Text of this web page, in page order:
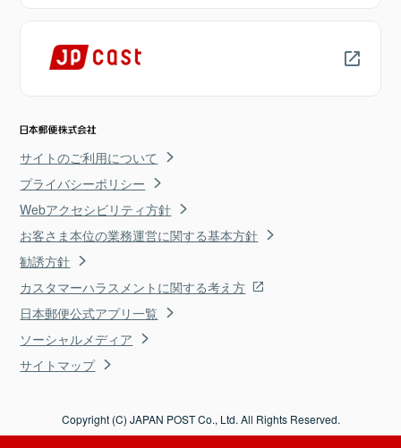
サイトのご利用について
プライバシーポリシー
Webアクセシビリティ方針
お客さま本位の業務運営に関する基本方針
勧誘方針
カスタマーハラスメントに関する考え方
日本郵便公式アプリ一覧
ソーシャルメディア
サイトマップ
Copyright (C) JAPAN POST Co., Ltd. All Rights Reserved.